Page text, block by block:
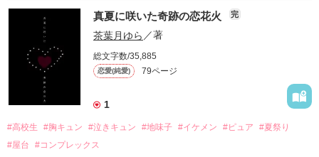
面倒見のいい堅物優等生
占部 真彩
うらべ まあや
だけど、いたずらとおせっかいが好きな、
ちょっぴり不思議なお坊ちゃま。
実はバイト先の常連さんで、
私の担当医の息子さんでもある。
一見、順風満帆な人生を歩んできたかに思えるけれど──。
はじまりは、
お天道様が本気を出す前の夏の朝。
「──それなら、旅行に行くか？」
日々の勉強に疲弊して限界寸前に達した私に
帰省を提案した父の声だった。
真夏に咲いた奇跡の恋花火 完
茶葉月ゆら ／著
総文字数/35,885
恋愛(純愛) 79ページ
1
#高校生 #胸キュン #泣きキュン #地味子 #イケメン #ピュア
#夏祭り
#屋台
#コンプレックス